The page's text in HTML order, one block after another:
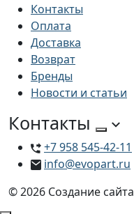
Контакты
Оплата
Доставка
Возврат
Бренды
Новости и статьи
Контакты
+7 958 545-42-11
info@evopart.ru
© 2026 Создание сайта